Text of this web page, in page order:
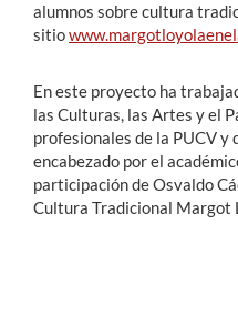
alumnos sobre cultura
sitio
En este proyecto ha
las Culturas, las Artes y el
profesionales de la PUCV
encabezado por el
participación de Osvaldo
Cultura Tradicional Margot